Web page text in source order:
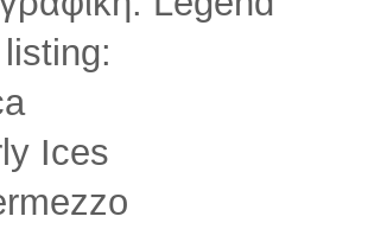
Ices